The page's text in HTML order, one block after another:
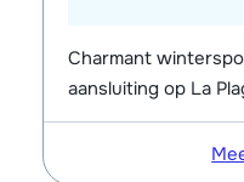
Charmant
aansluiting op La